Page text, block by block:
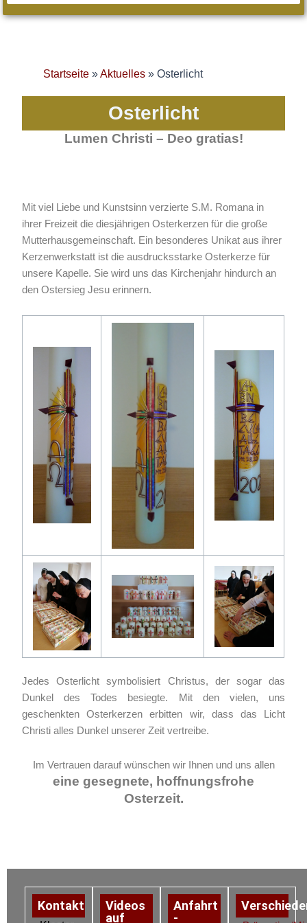
Startseite »Aktuelles »Osterlicht
Osterlicht
Lumen Christi – Deo gratias!
Mit viel Liebe und Kunstsinn verzierte S.M. Romana in
ihrer Freizeit die diesjährigen Osterkerzen für die große
Mutterhausgemeinschaft. Ein besonderes Unikat aus ihrer
Kerzenwerkstatt ist die ausdrucksstarke Osterkerze für
unsere Kapelle. Sie wird uns das Kirchenjahr hindurch an
den Ostersieg Jesu erinnern.
Jedes Osterlicht symbolisiert Christus, der sogar das
Dunkel des Todes besiegte. Mit den vielen, uns
geschenkten Osterkerzen erbitten wir, dass das Licht
Christi alles Dunkel unserer Zeit vertreibe.
Im Vertrauen darauf wünschen wir Ihnen und uns allen
eine gesegnete, hoffnungsfrohe
Osterzeit.
Kontakt
Videos
auf
Anfahrt
-